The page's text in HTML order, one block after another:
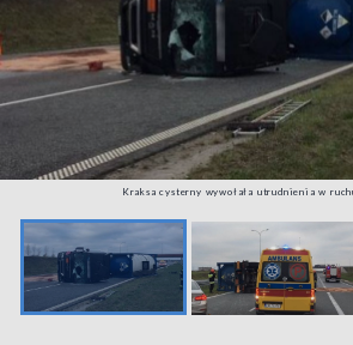
Kraksa cysterny wywołała utrudnienia w